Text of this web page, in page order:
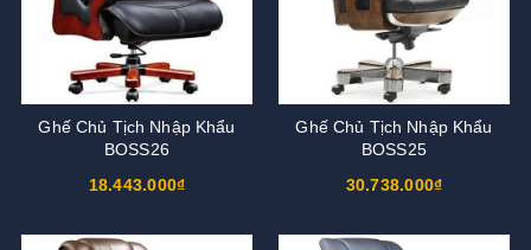
Ghế Chủ Tịch Nhập Khẩu
BOSS26
18.443.000₫
Ghế Chủ Tịch Nhập Khẩu
BOSS25
30.738.000₫